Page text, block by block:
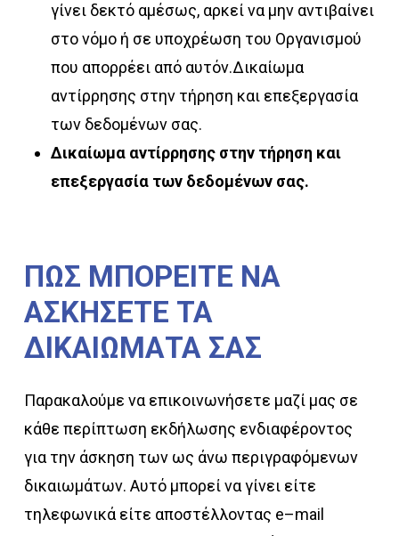
γίνει δεκτό αμέσως, αρκεί να μην αντιβαίνει
στο νόμο ή σε υποχρέωση του Οργανισμού
που απορρέει από αυτόν.Δικαίωμα
αντίρρησης στην τήρηση και επεξεργασία
των δεδομένων σας.
Δικαίωμα αντίρρησης στην τήρηση και
επεξεργασία των δεδομένων σας.
ΠΩΣ ΜΠΟΡΕΙΤΕ ΝΑ
ΑΣΚΗΣΕΤΕ ΤΑ
ΔΙΚΑΙΩΜΑΤΑ ΣΑΣ
Παρακαλούμε να επικοινωνήσετε μαζί μας σε
κάθε περίπτωση εκδήλωσης ενδιαφέροντος
για την άσκηση των ως άνω περιγραφόμενων
δικαιωμάτων. Αυτό μπορεί να γίνει είτε
τηλεφωνικά είτε αποστέλλοντας e–mail